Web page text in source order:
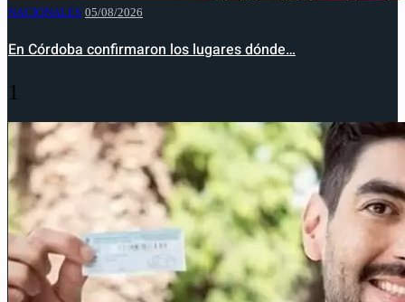
NACIONALES 05/08/2026
En Córdoba confirmaron los lugares dónde…
1